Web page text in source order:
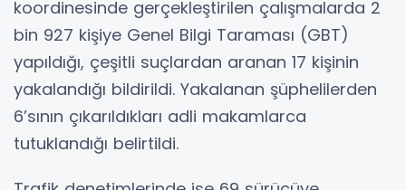
koordinesinde gerçekleştirilen çalışmalarda 2
bin 927 kişiye Genel Bilgi Taraması (GBT)
yapıldığı, çeşitli suçlardan aranan 17 kişinin
yakalandığı bildirildi. Yakalanan şüphelilerden
6’sının çıkarıldıkları adli makamlarca
tutuklandığı belirtildi.